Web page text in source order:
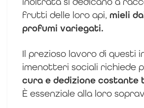
frutti delle loro api, mieli
profumi variegati.
Il prezioso lavoro di questi
imenotteri sociali richiede
cura e dedizione costante
È essenziale alla loro